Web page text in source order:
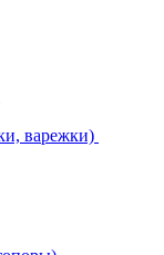
варежки)